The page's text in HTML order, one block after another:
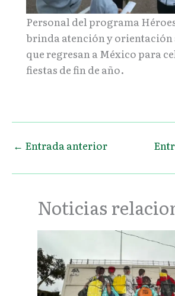
Personal del programa
brinda atención y orientación
que regresan a México para
fiestas de fin de año.
← Entrada anterior
Noticias